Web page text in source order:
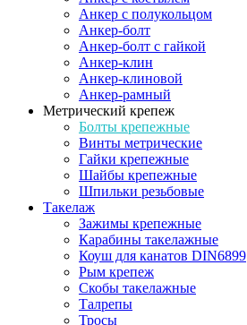
Анкер с полукольцом
Анкер-болт
Анкер-болт с гайкой
Анкер-клин
Анкер-клиновой
Анкер-рамный
Метрический крепеж
Болты крепежные
Винты метрические
Гайки крепежные
Шайбы крепежные
Шпильки резьбовые
Такелаж
Зажимы крепежные
Карабины такелажные
Коуш для канатов DIN6899
Рым крепеж
Скобы такелажные
Талрепы
Тросы